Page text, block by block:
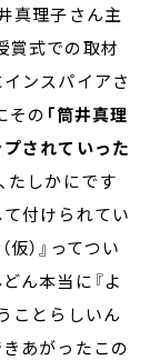
真理子さん主
式での取材
ンスパイアさ
その 「筒井真理
されていった
たしかにです
付けられてい
）』ってつい
ん本当に『よ
ことらしいん
あがったこの